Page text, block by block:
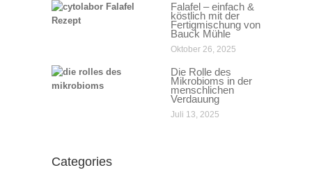
Falafel – einfach &
köstlich mit der
Fertigmischung von
Bauck Mühle
Oktober 26, 2025
Die Rolle des
Mikrobioms in der
menschlichen
Verdauung
Juli 13, 2025
Categories